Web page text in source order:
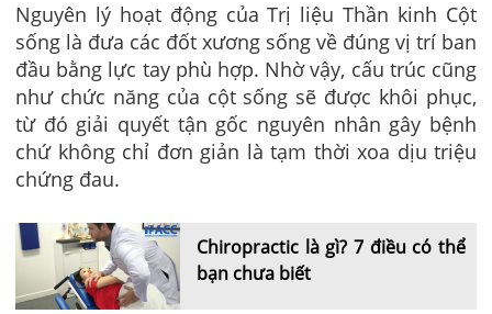
Nguyên lý hoạt động củaTrị liệu Thần kinh Cột
sống là đưa các đốt xương sống về đúng vị trí ban
đầu bằng lực tay phù hợp. Nhờ vậy, cấu trúc cũng
như chức năng của cột sống sẽ được khôi phục,
từ đó giải quyết tận gốc nguyên nhân gây bệnh
chứ không chỉ đơn giản là tạm thời xoa dịu triệu
chứng đau.
Chiropractic là gì? 7 điều có thể
bạn chưa biết